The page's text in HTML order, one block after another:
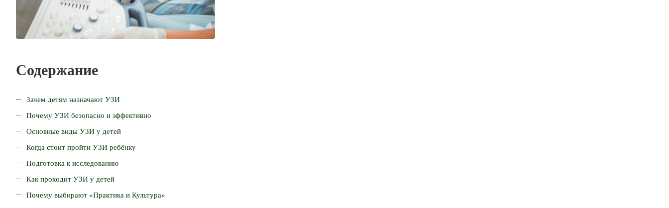
Содержание
Зачем детям назначают УЗИ
Почему УЗИ безопасно и эффективно
Основные виды УЗИ у детей
Когда стоит пройти УЗИ ребёнку
Подготовка к исследованию
Как проходит УЗИ у детей
Почему выбирают «Практика и Культура»